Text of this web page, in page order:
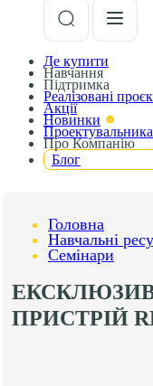
Де купити
Навчання
Підтримка
Реалізовані
Акції
Новинки
Про Компанію
Блог
Головна
Навчальні
Семінари
ПРИСТРІЙ